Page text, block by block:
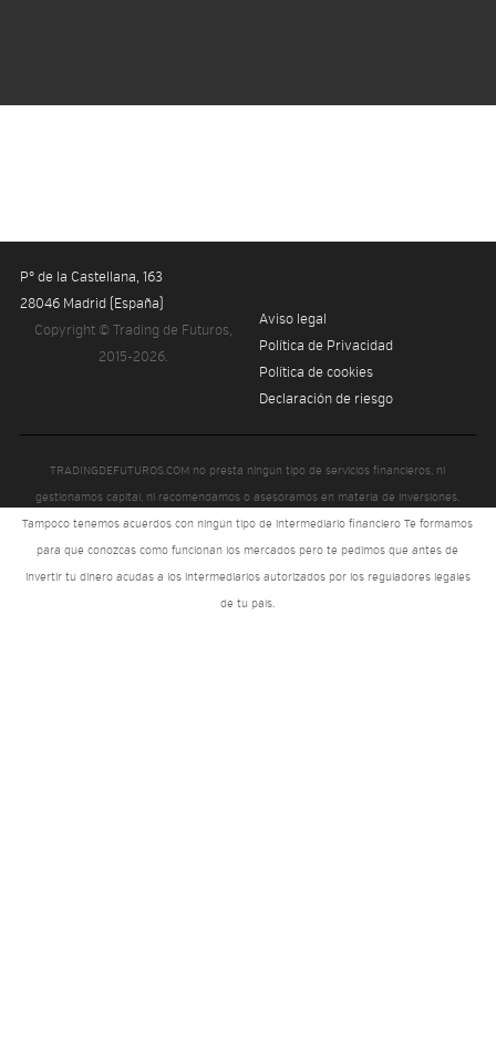
Pº de la Castellana, 163
28046 Madrid (España)
Copyright © Trading de Futuros,
2015-2026.
Aviso legal
Política de Privacidad
Política de cookies
Declaración de riesgo
TRADINGDEFUTUROS.COM no presta ningún tipo de servicios financieros, ni
gestionamos capital, ni recomendamos o asesoramos en materia de inversiones.
Tampoco tenemos acuerdos con ningún tipo de intermediario financiero Te formamos
para que conozcas como funcionan los mercados pero te pedimos que antes de
invertir tu dinero acudas a los intermediarios autorizados por los reguladores legales
de tu país.